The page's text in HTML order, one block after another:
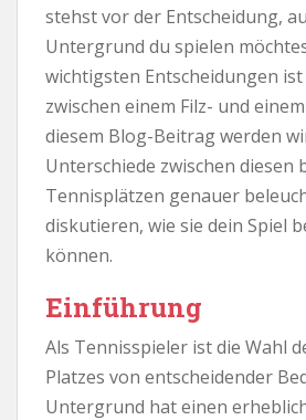
stehst vor der Entscheidung,
Untergrund du spielen
wichtigsten Entscheidungen ist
zwischen einem Filz- und
diesem Blog-Beitrag werden
Unterschiede zwischen diesen
Tennisplätzen genauer
diskutieren, wie sie dein Spiel
können.
Einführung
Als Tennisspieler ist die Wahl
Platzes von entscheidender
Untergrund hat einen